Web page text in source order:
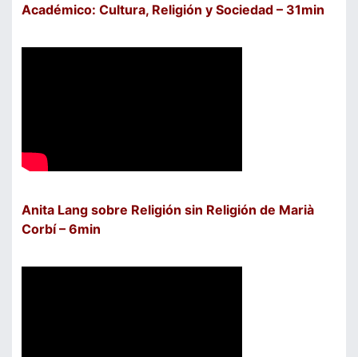
Académico: Cultura, Religión y Sociedad – 31min
Anita Lang sobre Religión sin Religión de Marià
Corbí – 6min